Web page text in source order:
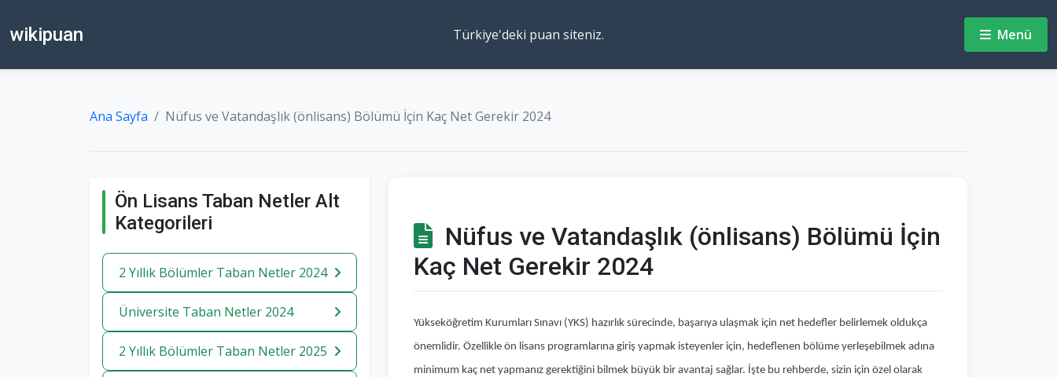
wikipuan Türkiye'deki puan siteniz. Menü
Ana Sayfa Nüfus ve Vatandaşlık (önlisans) Bölümü İçin Kaç Net Gerekir 2024
Ön Lisans Taban Netler Alt
Kategorileri
2 Yıllık Bölümler Taban Netler 2024
Üniversite Taban Netler 2024
2 Yıllık Bölümler Taban Netler 2025
Nüfus ve Vatandaşlık (önlisans) Bölümü İçin
Kaç Net Gerekir 2024
Yükseköğretim Kurumları Sınavı (YKS) hazırlık sürecinde, başarıya ulaşmak için net hedefler belirlemek oldukça
önemlidir. Özellikle ön lisans programlarına giriş yapmak isteyenler için, hedeflenen bölüme yerleşebilmek adına
minimum kaç net yapmanız gerektiğini bilmek büyük bir avantaj sağlar. İşte bu rehberde, sizin için özel olarak